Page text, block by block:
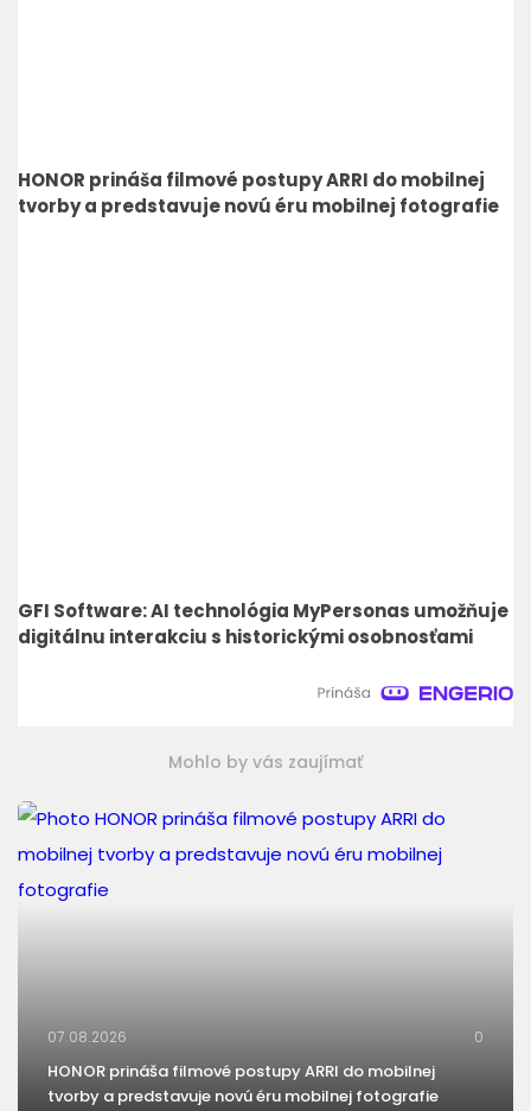
HONOR prináša filmové postupy ARRI do mobilnej
tvorby a predstavuje novú éru mobilnej fotografie
GFI Software: AI technológia MyPersonas umožňuje
digitálnu interakciu s historickými osobnosťami
Mohlo by vás zaujímať
07.08.2026 0
HONOR prináša filmové postupy ARRI do mobilnej
tvorby a predstavuje novú éru mobilnej fotografie